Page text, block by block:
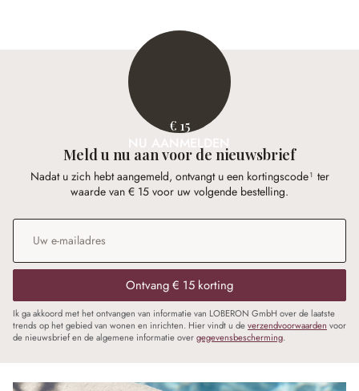
€ 15
NU AANMELDEN
Meld u nu aan voor de nieuwsbrief
Nadat u zich hebt aangemeld, ontvangt u een kortingscode¹ ter
waarde van € 15 voor uw volgende bestelling.
E-mailadres*
Ontvang € 15 korting
Ik ga akkoord met het ontvangen van informatie van LOBERON GmbH over de laatste
trends op het gebied van wonen en inrichten. Hier vindt u deverzendvoorwaarden voor
de nieuwsbrief en de algemene informatie overgegevensbescherming.